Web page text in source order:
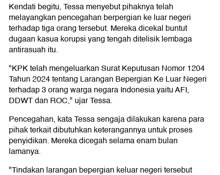
Kendati begitu, Tessa menyebut pihaknya telah
melayangkan pencegahan berpergian ke luar negeri
terhadap tiga orang tersebut. Mereka dicekal buntut
dugaan kasua korupsi yang tengah ditelisik lembaga
antirasuah itu.
"KPK telah mengeluarkan Surat Keputusan Nomor 1204
Tahun 2024 tentang Larangan Bepergian Ke Luar Negeri
terhadap 3 orang warga negara Indonesia yaitu AFI,
DDWT dan ROC," ujar Tessa.
Pencegahan, kata Tessa sengaja dilakukan karena para
pihak terkait dibutuhkan keterangannya untuk proses
penyidikan. Mereka dicegah selama enam bulan
lamanya.
"Tindakan larangan bepergian keluar negeri tersebut